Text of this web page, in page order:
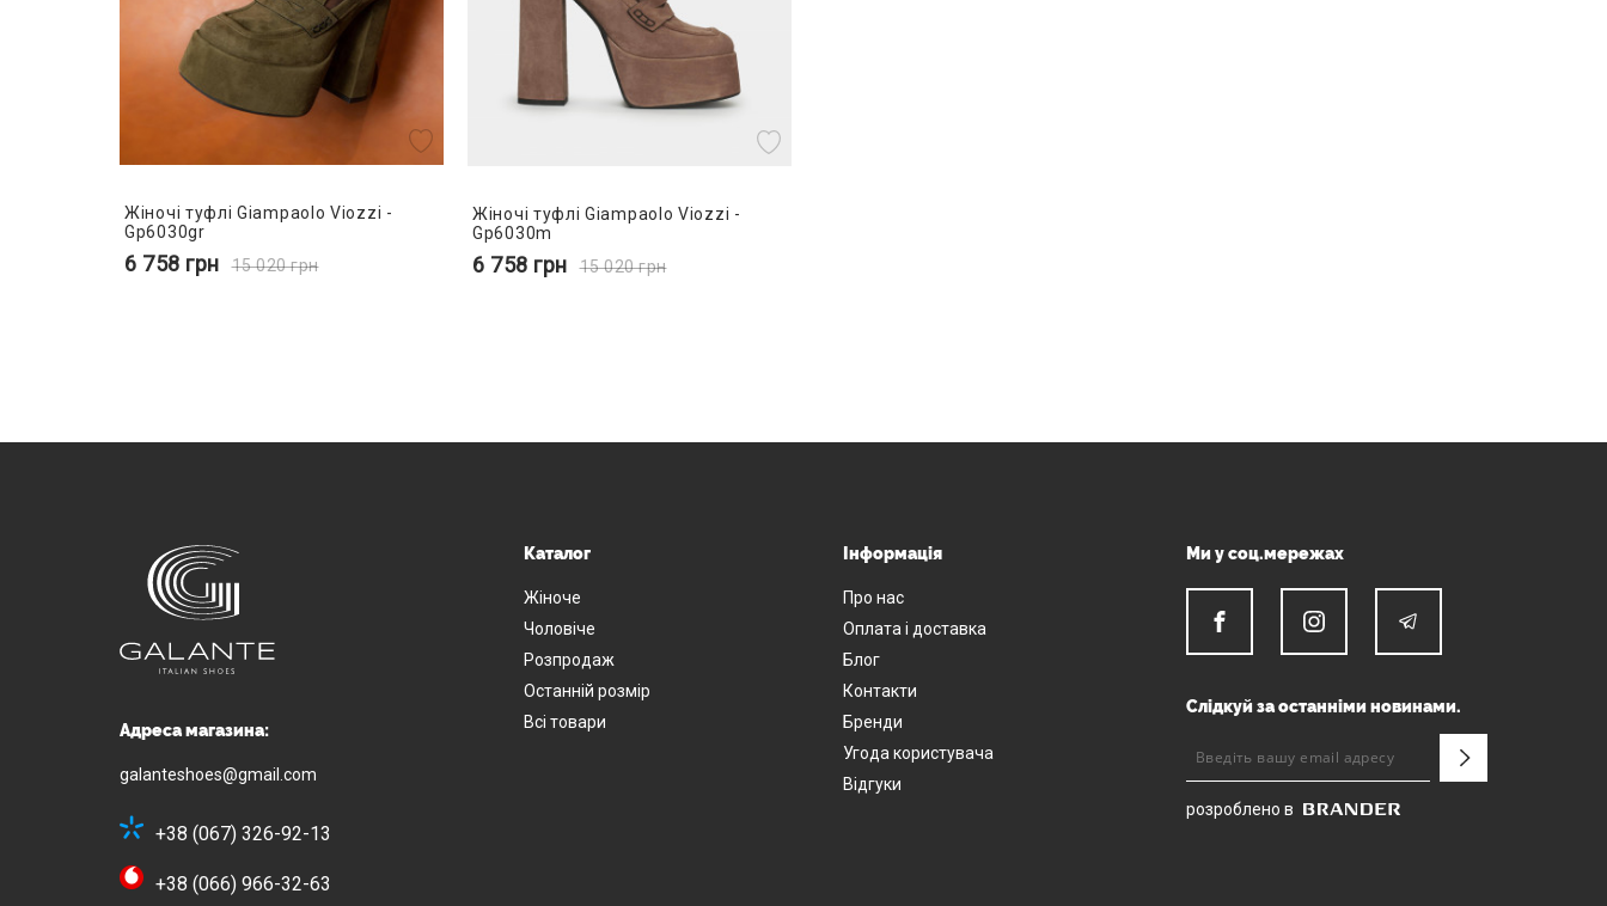
Жіночі туфлі Giampaolo Viozzi -
Gp6030gr
6 758 грн 15 020грн
Жіночі туфлі Giampaolo Viozzi -
Gp6030m
6 758 грн 15 020грн
Адреса магазина:
galanteshoes@gmail.com
+38 (067) 326-92-13
+38 (066) 966-32-63
Каталог
Жіноче
Чоловіче
Розпродаж
Останній розмір
Всі товари
Інформація
Про нас
Оплата і доставка
Блог
Контакти
Бренди
Угода користувача
Відгуки
Ми у соц.мережах
Слідкуй за останніми новинами.
розроблено в